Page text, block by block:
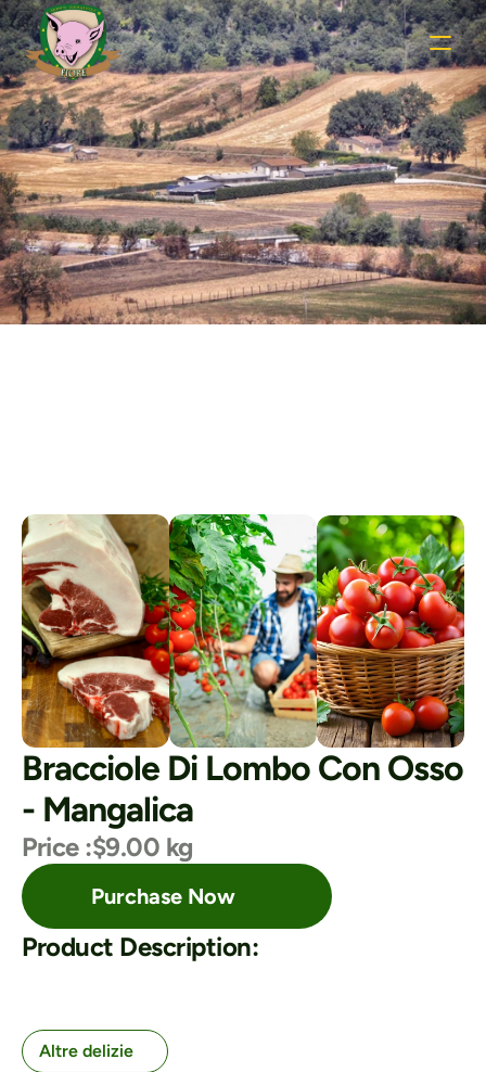
Shop Details
Securely Checkout and Enjoy Farm Fresh
Deliveries
Bracciole Di Lombo Con Osso
- Mangalica
Price :$9.00 kg
Purchase Now
Product Description:
Altre delizie